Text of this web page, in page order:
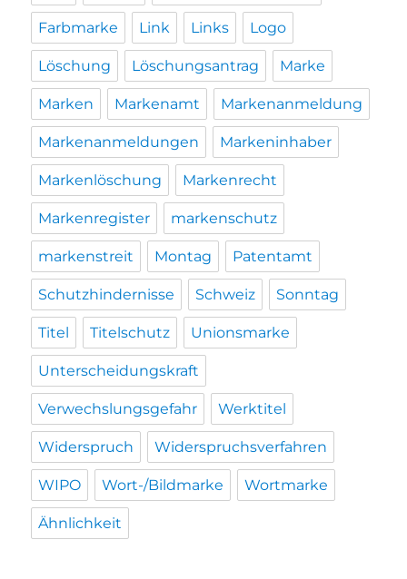
Farbmarke Link Links Logo
Löschung Löschungsantrag Marke
Marken Markenamt Markenanmeldung
Markenanmeldungen Markeninhaber
Markenlöschung Markenrecht
Markenregister markenschutz
markenstreit Montag Patentamt
Schutzhindernisse Schweiz Sonntag
Titel Titelschutz Unionsmarke
Unterscheidungskraft
Verwechslungsgefahr Werktitel
Widerspruch Widerspruchsverfahren
WIPO Wort-/Bildmarke Wortmarke
Ähnlichkeit